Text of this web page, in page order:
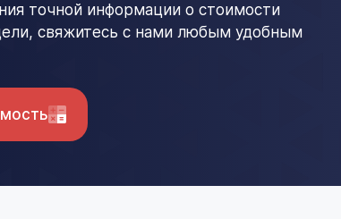
точной информации о стоимости
свяжитесь с нами любым удобным